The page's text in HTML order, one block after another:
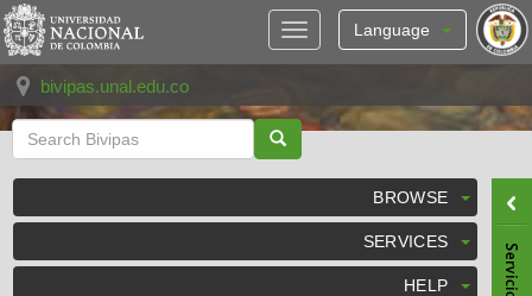
Skip
navigation
Language
bivipas.unal.edu.co
BROWSE
SERVICES
HELP